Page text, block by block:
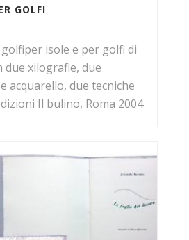
GOLFI
isole e per golfi di
due xilografie, due
acquarello, due tecniche
Il bulino, Roma 2004